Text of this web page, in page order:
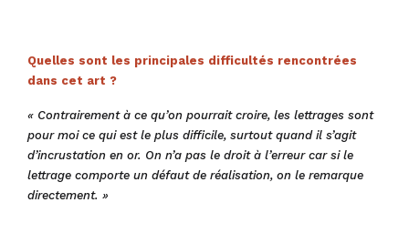
Quelles sont les principales difficultés rencontrées
dans cet art ?
« Contrairement à ce qu’on pourrait croire, les lettrages sont
pour moi ce qui est le plus difficile, surtout quand il s’agit
d’incrustation en or. On n’a pas le droit à l’erreur car si le
lettrage comporte un défaut de réalisation, on le remarque
directement. »